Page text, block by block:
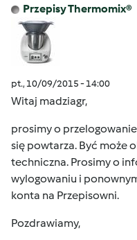
Przepisy Thermomix®
pt., 10/09/2015 - 14:00
Witaj madziagr,
prosimy o
się powtarza. Być może
techniczna. Prosimy o
wylogowaniu i
konta na Przepisowni.
Pozdrawiamy,